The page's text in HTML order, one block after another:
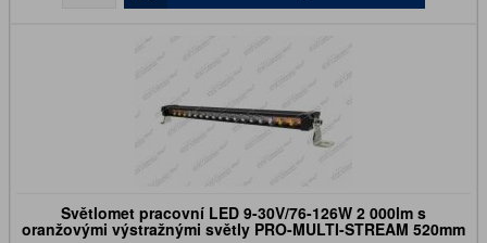
Světlomet pracovní LED 9-30V/76-126W 2 000lm s
oranžovými výstražnými světly PRO-MULTI-STREAM 520mm